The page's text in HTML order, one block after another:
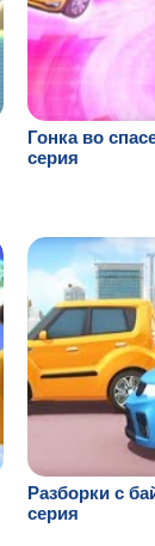
Гонка во
серия
Разборки с
серия